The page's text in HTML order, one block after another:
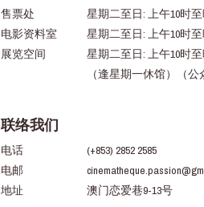
售票处
星期二至日: 上午10时至
电影资料室
星期二至日: 上午10时
展览空间
星期二至日: 上午10时
（逢星期一休馆）（公
联络我们
电话
(+853) 2852 2585
电邮
地址
澳门恋爱巷9-13号